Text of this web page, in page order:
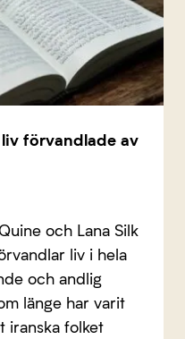
förvandlade av
och Lana Silk
liv i hela
och andlig
länge har varit
iranska folket